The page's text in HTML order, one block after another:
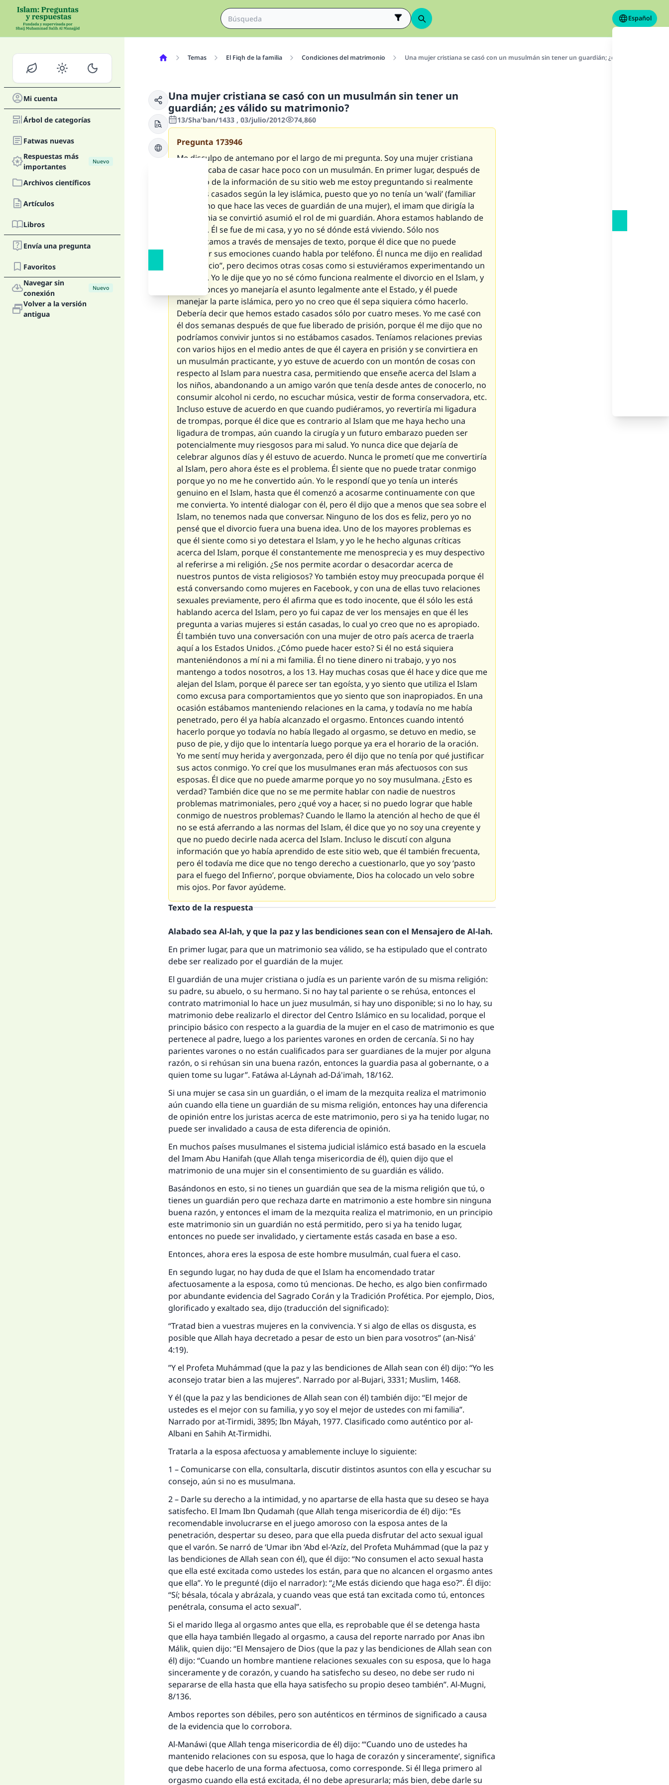
Español
Mi cuenta
Árbol de categorías
Fatwas nuevas
Respuestas más
importantes
Nuevo
Archivos científicos
Artículos
Libros
Envía una pregunta
Favoritos
Navegar sin
conexión
Nuevo
Volver a la versión
antigua
Temas El Fiqh de la familia Condiciones del matrimonio Una mujer cristiana se casó con un musulmán sin tener un guardián; ¿es válido su
Una mujer cristiana se casó con un musulmán sin tener un
guardián; ¿es válido su matrimonio?
13/Sha'ban/1433 , 03/julio/2012 74,860
Pregunta 173946
Me disculpo de antemano por el largo de mi pregunta. Soy una mujer cristiana
que se acaba de casar hace poco con un musulmán. En primer lugar, después de
leer algo de la información de su sitio web me estoy preguntando si realmente
estamos casados según la ley islámica, puesto que yo no tenía un ‘wali’ (familiar
masculino que hace las veces de guardián de una mujer), el imam que dirigía la
ceremonia se convirtió asumió el rol de mi guardián. Ahora estamos hablando de
divorcio. Él se fue de mi casa, y yo no sé dónde está viviendo. Sólo nos
comunicamos a través de mensajes de texto, porque él dice que no puede
controlar sus emociones cuando habla por teléfono. Él nunca me dijo en realidad
“te divorcio”, pero decimos otras cosas como si estuviéramos experimentando un
divorcio. Yo le dije que yo no sé cómo funciona realmente el divorcio en el Islam, y
que entonces yo manejaría el asunto legalmente ante el Estado, y él puede
manejar la parte islámica, pero yo no creo que él sepa siquiera cómo hacerlo.
Debería decir que hemos estado casados sólo por cuatro meses. Yo me casé con
él dos semanas después de que fue liberado de prisión, porque él me dijo que no
podríamos convivir juntos si no estábamos casados. Teníamos relaciones previas
con varios hijos en el medio antes de que él cayera en prisión y se convirtiera en
un musulmán practicante, y yo estuve de acuerdo con un montón de cosas con
respecto al Islam para nuestra casa, permitiendo que enseñe acerca del Islam a
los niños, abandonando a un amigo varón que tenía desde antes de conocerlo, no
consumir alcohol ni cerdo, no escuchar música, vestir de forma conservadora, etc.
Incluso estuve de acuerdo en que cuando pudiéramos, yo revertiría mi ligadura
de trompas, porque él dice que es contrario al Islam que me haya hecho una
ligadura de trompas, aún cuando la cirugía y un futuro embarazo pueden ser
potencialmente muy riesgosos para mi salud. Yo nunca dice que dejaría de
celebrar algunos días y él estuvo de acuerdo. Nunca le prometí que me convertiría
al Islam, pero ahora éste es el problema. Él siente que no puede tratar conmigo
porque yo no me he convertido aún. Yo le respondí que yo tenía un interés
genuino en el Islam, hasta que él comenzó a acosarme continuamente con que
me convierta. Yo intenté dialogar con él, pero él dijo que a menos que sea sobre el
Islam, no tenemos nada que conversar. Ninguno de los dos es feliz, pero yo no
pensé que el divorcio fuera una buena idea. Uno de los mayores problemas es
que él siente como si yo detestara el Islam, y yo le he hecho algunas críticas
acerca del Islam, porque él constantemente me menosprecia y es muy despectivo
al referirse a mi religión. ¿Se nos permite acordar o desacordar acerca de
nuestros puntos de vista religiosos? Yo también estoy muy preocupada porque él
está conversando como mujeres en Facebook, y con una de ellas tuvo relaciones
sexuales previamente, pero él afirma que es todo inocente, que él sólo les está
hablando acerca del Islam, pero yo fui capaz de ver los mensajes en que él les
pregunta a varias mujeres si están casadas, lo cual yo creo que no es apropiado.
Él también tuvo una conversación con una mujer de otro país acerca de traerla
aquí a los Estados Unidos. ¿Cómo puede hacer esto? Si él no está siquiera
manteniéndonos a mí ni a mi familia. Él no tiene dinero ni trabajo, y yo nos
mantengo a todos nosotros, a los 13. Hay muchas cosas que él hace y dice que me
alejan del Islam, porque él parece ser tan egoísta, y yo siento que utiliza el Islam
como excusa para comportamientos que yo siento que son inapropiados. En una
ocasión estábamos manteniendo relaciones en la cama, y todavía no me había
penetrado, pero él ya había alcanzado el orgasmo. Entonces cuando intentó
hacerlo porque yo todavía no había llegado al orgasmo, se detuvo en medio, se
puso de pie, y dijo que lo intentaría luego porque ya era el horario de la oración.
Yo me sentí muy herida y avergonzada, pero él dijo que no tenía por qué justificar
sus actos conmigo. Yo creí que los musulmanes eran más afectuosos con sus
esposas. Él dice que no puede amarme porque yo no soy musulmana. ¿Esto es
verdad? También dice que no se me permite hablar con nadie de nuestros
problemas matrimoniales, pero ¿qué voy a hacer, si no puedo lograr que hable
conmigo de nuestros problemas? Cuando le llamo la atención al hecho de que él
no se está aferrando a las normas del Islam, él dice que yo no soy una creyente y
que no puedo decirle nada acerca del Islam. Incluso le discutí con alguna
información que yo había aprendido de este sitio web, que él también frecuenta,
pero él todavía me dice que no tengo derecho a cuestionarlo, que yo soy ‘pasto
para el fuego del Infierno’, porque obviamente, Dios ha colocado un velo sobre
mis ojos. Por favor ayúdeme.
Texto de la respuesta
Alabado sea Al-lah, y que la paz y las bendiciones sean con el Mensajero de Al-lah.
En primer lugar, para que un matrimonio sea válido, se ha estipulado que el contrato
debe ser realizado por el guardián de la mujer.
El guardián de una mujer cristiana o judía es un pariente varón de su misma religión:
su padre, su abuelo, o su hermano. Si no hay tal pariente o se rehúsa, entonces el
contrato matrimonial lo hace un juez musulmán, si hay uno disponible; si no lo hay, su
matrimonio debe realizarlo el director del Centro Islámico en su localidad, porque el
principio básico con respecto a la guardia de la mujer en el caso de matrimonio es que
pertenece al padre, luego a los parientes varones en orden de cercanía. Si no hay
parientes varones o no están cualificados para ser guardianes de la mujer por alguna
razón, o si rehúsan sin una buena razón, entonces la guardia pasa al gobernante, o a
quien tome su lugar”. Fatáwa al-Láynah ad-Dá'imah, 18/162.
Si una mujer se casa sin un guardián, o el imam de la mezquita realiza el matrimonio
aún cuando ella tiene un guardián de su misma religión, entonces hay una diferencia
de opinión entre los juristas acerca de este matrimonio, pero si ya ha tenido lugar, no
puede ser invalidado a causa de esta diferencia de opinión.
En muchos países musulmanes el sistema judicial islámico está basado en la escuela
del Imam Abu Hanifah (que Allah tenga misericordia de él), quien dijo que el
matrimonio de una mujer sin el consentimiento de su guardián es válido.
Basándonos en esto, si no tienes un guardián que sea de la misma religión que tú, o
tienes un guardián pero que rechaza darte en matrimonio a este hombre sin ninguna
buena razón, y entonces el imam de la mezquita realiza el matrimonio, en un principio
este matrimonio sin un guardián no está permitido, pero si ya ha tenido lugar,
entonces no puede ser invalidado, y ciertamente estás casada en base a eso.
Entonces, ahora eres la esposa de este hombre musulmán, cual fuera el caso.
En segundo lugar, no hay duda de que el Islam ha encomendado tratar
afectuosamente a la esposa, como tú mencionas. De hecho, es algo bien confirmado
por abundante evidencia del Sagrado Corán y la Tradición Profética. Por ejemplo, Dios,
glorificado y exaltado sea, dijo (traducción del significado):
“Tratad bien a vuestras mujeres en la convivencia. Y si algo de ellas os disgusta, es
posible que Allah haya decretado a pesar de esto un bien para vosotros” (an-Nisá'
4:19).
”Y el Profeta Muhámmad (que la paz y las bendiciones de Allah sean con él) dijo: “Yo les
aconsejo tratar bien a las mujeres”. Narrado por al-Bujari, 3331; Muslim, 1468.
Y él (que la paz y las bendiciones de Allah sean con él) también dijo: “El mejor de
ustedes es el mejor con su familia, y yo soy el mejor de ustedes con mi familia”.
Narrado por at-Tirmidi, 3895; Ibn Máyah, 1977. Clasificado como auténtico por al-
Albani en Sahih At-Tirmidhi.
Tratarla a la esposa afectuosa y amablemente incluye lo siguiente:
1 – Comunicarse con ella, consultarla, discutir distintos asuntos con ella y escuchar su
consejo, aún si no es musulmana.
2 – Darle su derecho a la intimidad, y no apartarse de ella hasta que su deseo se haya
satisfecho. El Imam Ibn Qudamah (que Allah tenga misericordia de él) dijo: “Es
recomendable involucrarse en el juego amoroso con la esposa antes de la
penetración, despertar su deseo, para que ella pueda disfrutar del acto sexual igual
que el varón. Se narró de ‘Umar ibn ‘Abd el-‘Azíz, del Profeta Muhámmad (que la paz y
las bendiciones de Allah sean con él), que él dijo: “No consumen el acto sexual hasta
que ella esté excitada como ustedes los están, para que no alcancen el orgasmo antes
que ella”. Yo le pregunté (dijo el narrador): “¿Me estás diciendo que haga eso?”. Él dijo:
“Sí; bésala, tócala y abrázala, y cuando veas que está tan excitada como tú, entonces
penétrala, consuma el acto sexual”.
Si el marido llega al orgasmo antes que ella, es reprobable que él se detenga hasta
que ella haya también llegado al orgasmo, a causa del reporte narrado por Anas ibn
Málik, quien dijo: “El Mensajero de Dios (que la paz y las bendiciones de Allah sean con
él) dijo: “Cuando un hombre mantiene relaciones sexuales con su esposa, que lo haga
sinceramente y de corazón, y cuando ha satisfecho su deseo, no debe ser rudo ni
separarse de ella hasta que ella haya satisfecho su propio deseo también”. Al-Mugni,
8/136.
Ambos reportes son débiles, pero son auténticos en términos de significado a causa
de la evidencia que lo corrobora.
Al-Manáwi (que Allah tenga misericordia de él) dijo: “‘Cuando uno de ustedes ha
mantenido relaciones con su esposa, que lo haga de corazón y sinceramente’, significa
que debe hacerlo de una forma afectuosa, como corresponde. Si él llega primero al
orgasmo cuando ella está excitada, él no debe apresurarla; más bien, debe darle su
La respuesta no. 110845 salvó un matrimonio.
Desde la Q hasta la A, su contribución ayuda a IslamQA.
Profeta ﷺ dijo:
"Una persona que orienta a otros a hacer el bien obtendrá la
misma recompensa que aquellos que lo realicen."
Contribuir